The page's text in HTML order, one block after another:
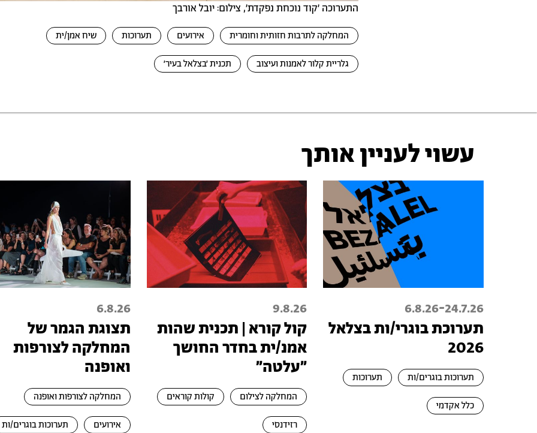
התערוכה ׳קוד נוכחת נפקדת׳, צילום: יובל אורבך
המחלקה לתרבות חזותית וחומרית אירועים תערוכות שיח אמן/ית
גלריית קלור לאמנות ועיצוב תכנית ׳בצלאל בעיר׳
עשוי לעניין אותך
24.7.26
-
6.8.26
תערוכת בוגרי/ות בצלאל
2026
תערוכות בוגרים/ות תערוכות
כלל אקדמי
9.8.26
קול קורא | תכנית שהות
אמנ/ית בחדר החושך
״עלטה"
המחלקה לצילום קולות קוראים
רזידנסי
6.8.26
תצוגת הגמר של
המחלקה לצורפות
ואופנה
המחלקה לצורפות ואופנה
אירועים תערוכות בוגרים/ות